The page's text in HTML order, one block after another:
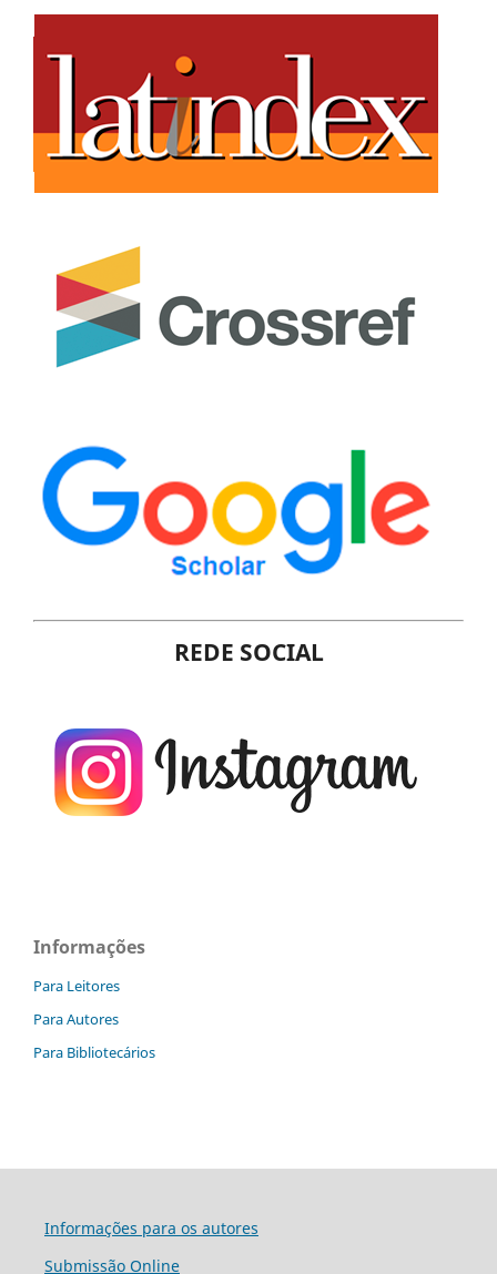
REDE SOCIAL
Informações
Para Leitores
Para Autores
Para Bibliotecários
Informações para os autores
Submissão Online